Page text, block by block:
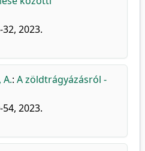
2023.
A.: A zöldtrágyázásról -
2023.